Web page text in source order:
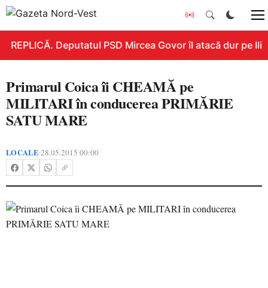
REPLICĂ. Deputatul PSD Mircea Govor îl atacă dur pe
Primarul Coica îi CHEAMĂ pe
MILITARI în conducerea PRIMĂRIE
SATU MARE
LOCALE•28.05.2015 00:00